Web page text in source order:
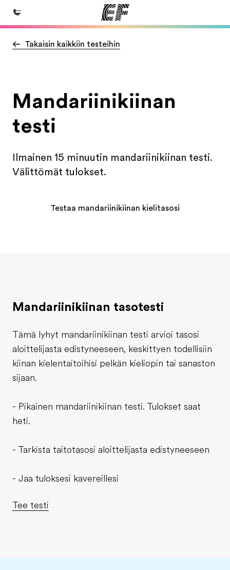
Koti
Katso mitä kaikkea teemme
EF-toimistot
Tietoa Meistä -sivustolla
Tutustu meihin tarkemmin
Takaisin kaikkiin testeihin
Mandariinikiinan
testi
Ilmainen 15 minuutin mandariinikiinan testi.
Välittömät tulokset.
Testaa mandariinikiinan kielitasosi
Mandariinikiinan tasotesti
Tämä lyhyt mandariinikiinan testi arvioi tasosi
aloittelijasta edistyneeseen, keskittyen todellisiin
kiinan kielentaitoihisi pelkän kieliopin tai sanaston
sijaan.
- Pikainen mandariinikiinan testi. Tulokset saat
heti.
- Tarkista taitotasosi aloittelijasta edistyneeseen
- Jaa tuloksesi kavereillesi
Tee testi